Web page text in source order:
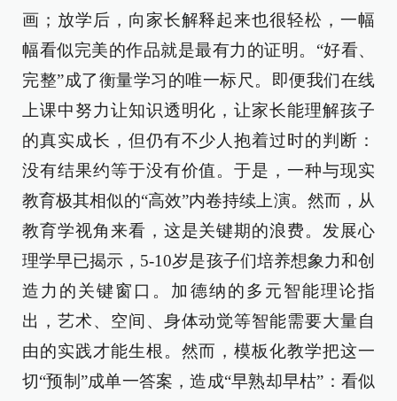
画；放学后，向家长解释起来也很轻松，一幅
幅看似完美的作品就是最有力的证明。“好看、
完整”成了衡量学习的唯一标尺。即便我们在线
上课中努力让知识透明化，让家长能理解孩子
的真实成长，但仍有不少人抱着过时的判断：
没有结果约等于没有价值。于是，一种与现实
教育极其相似的“高效”内卷持续上演。然而，从
教育学视角来看，这是关键期的浪费。发展心
理学早已揭示，5-10岁是孩子们培养想象力和创
造力的关键窗口。加德纳的多元智能理论指
出，艺术、空间、身体动觉等智能需要大量自
由的实践才能生根。然而，模板化教学把这一
切“预制”成单一答案，造成“早熟却早枯”：看似